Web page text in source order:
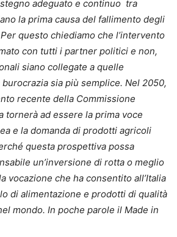
adeguato e continuo tra
la prima causa del fallimento degli
questo chiediamo che l’intervento
con tutti i partner politici e non,
siano collegate a quelle
sia più semplice. Nel 2050,
recente della Commissione
tornerà ad essere la prima voce
e la domanda di prodotti agricoli
questa prospettiva possa
un’inversione di rotta o meglio
vocazione che ha consentito all’Italia
di alimentazione e prodotti di qualità
mondo. In poche parole il Made in